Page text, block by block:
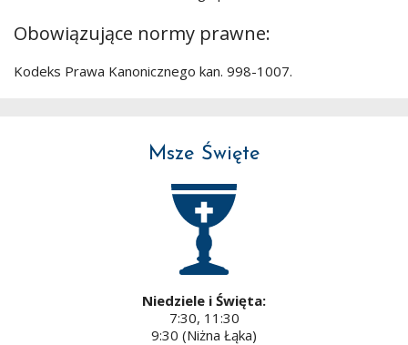
Obowiązujące normy prawne:
Kodeks Prawa Kanonicznego kan. 998-1007.
Msze Święte
Niedziele i Święta:
7:30, 11:30
9:30 (Niżna Łąka)